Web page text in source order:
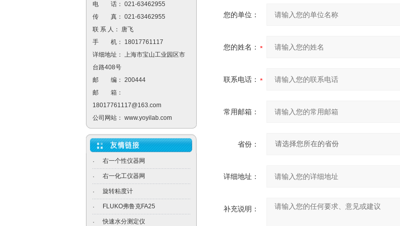
电 话： 021-63462955
传 真： 021-63462955
联 系 人： 唐飞
手 机： 18017761117
详细地址： 上海市宝山工业园区市
台路408号
邮 编： 200444
邮 箱：
18017761117@163.com
公司网站： www.yoyilab.com
· 右一个性仪器网
· 右一化工仪器网
· 旋转粘度计
· FLUKO弗鲁克FA25
· 快速水分测定仪
您的单位：
您的姓名：
联系电话：
常用邮箱：
省份：
详细地址：
补充说明：